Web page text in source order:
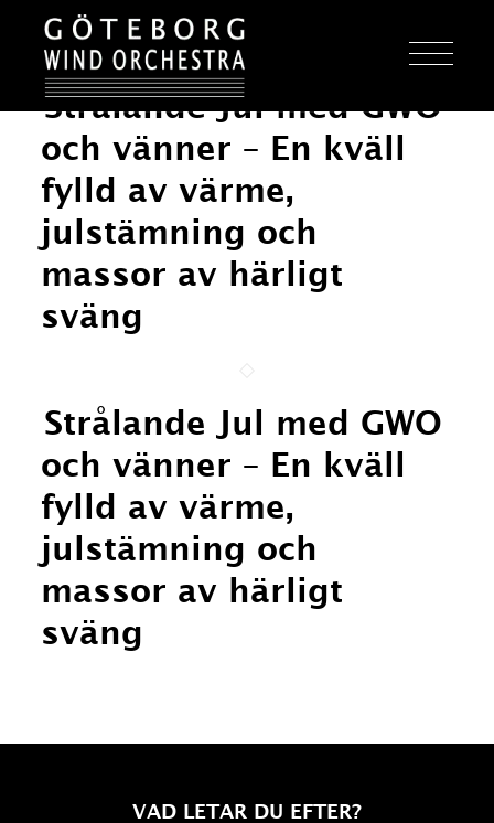
Strålande Jul med GWO
och vänner – En kväll
fylld av värme,
julstämning och
massor av härligt
sväng
Strålande Jul med GWO
och vänner – En kväll
fylld av värme,
julstämning och
massor av härligt
sväng
VAD LETAR DU EFTER?